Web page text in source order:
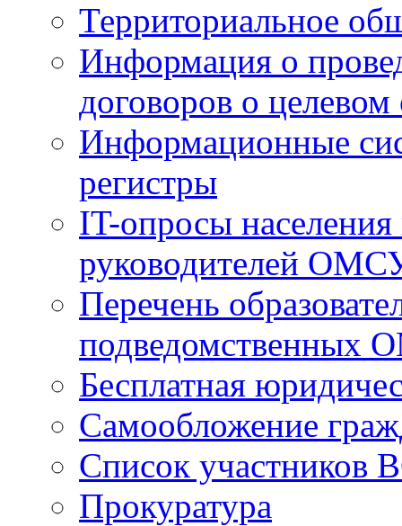
Территориальное
Информация о
договоров о
Информационные
регистры
IT-опросы населения
руководителей
Перечень
подведомственных
Бесплатная
Самообложение
Список участников
Прокуратура